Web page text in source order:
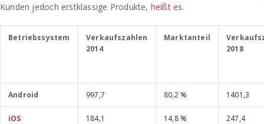
Kunden jedoch erstklassige Produkte, heißt es.
Betriebssystem
Verkaufszahlen
2014
Marktanteil
2018
Android 997,7 80,2 % 1401,3
iOS 184,1 14,8 % 247,4